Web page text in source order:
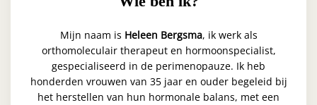
Mijn naam is Heleen Bergsma, ik werk als
orthomoleculair therapeut en hormoonspecialist,
gespecialiseerd in de perimenopauze. Ik heb
honderden vrouwen van 35 jaar en ouder begeleid bij
het herstellen van hun hormonale balans, met een